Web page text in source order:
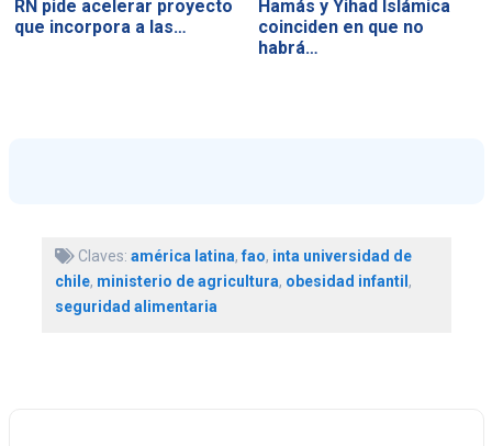
RN pide acelerar proyecto
que incorpora a las…
Hamás y Yihad Islámica
coinciden en que no
habrá…
Claves: américa latina,fao, inta universidad de
chile, ministerio de agricultura, obesidad infantil,
seguridad alimentaria